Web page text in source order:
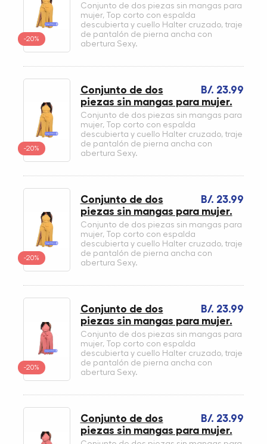
-20%
Conjunto de dos piezas sin mangas para
mujer, Top corto con espalda
descubierta y cuello Halter cruzado, traje
de pantalón de pierna ancha con
abertura Sexy.
-20%
B/. 23.99
Conjunto de dos
piezas sin mangas para mujer.
Conjunto de dos piezas sin mangas para
mujer, Top corto con espalda
descubierta y cuello Halter cruzado, traje
de pantalón de pierna ancha con
abertura Sexy.
-20%
B/. 23.99
Conjunto de dos
piezas sin mangas para mujer.
Conjunto de dos piezas sin mangas para
mujer, Top corto con espalda
descubierta y cuello Halter cruzado, traje
de pantalón de pierna ancha con
abertura Sexy.
-20%
B/. 23.99
Conjunto de dos
piezas sin mangas para mujer.
Conjunto de dos piezas sin mangas para
mujer, Top corto con espalda
descubierta y cuello Halter cruzado, traje
de pantalón de pierna ancha con
abertura Sexy.
B/. 23.99
Conjunto de dos
piezas sin mangas para mujer.